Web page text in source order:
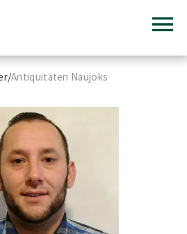
/Antiquitäten Naujoks